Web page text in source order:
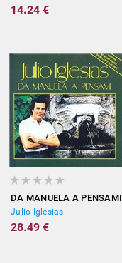
14.24 €
DA MANUELA A PENSAMI
Julio Iglesias
28.49 €